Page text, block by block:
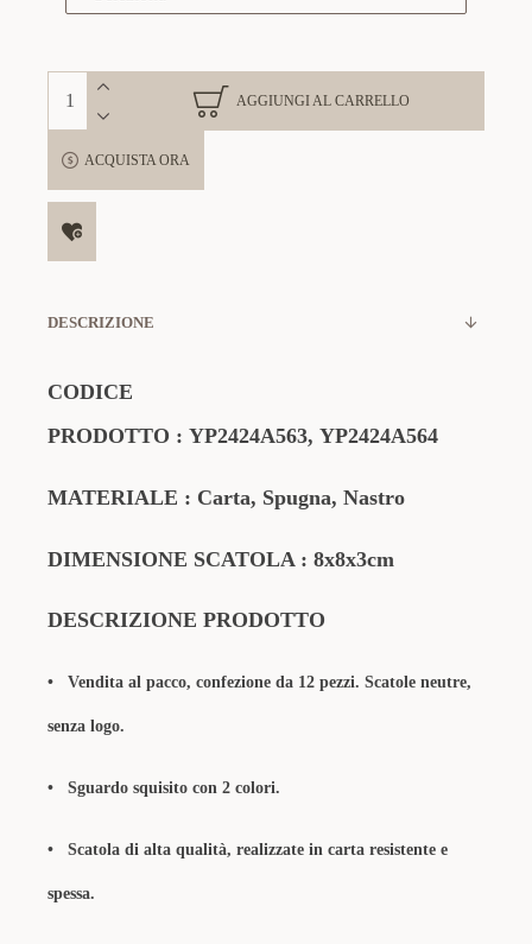
AGGIUNGI AL CARRELLO
ACQUISTA ORA
DESCRIZIONE
CODICE
PRODOTTO : YP2424A563, YP2424A564
MATERIALE : Carta, Spugna, Nastro
DIMENSIONE SCATOLA : 8x8x3cm
DESCRIZIONE PRODOTTO
• Vendita al pacco, confezione da 12 pezzi. Scatole neutre,
senza logo.
• Sguardo squisito con 2 colori.
• Scatola di alta qualità, realizzate in carta resistente e
spessa.